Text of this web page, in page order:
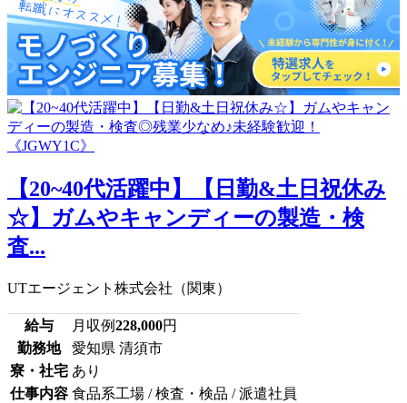
【20~40代活躍中】【日勤&土日祝休み
☆】ガムやキャンディーの製造・検
査...
UTエージェント株式会社（関東）
給与 月収例228,000円
勤務地
愛知県 清須市
寮・社宅 あり
仕事内容 食品系工場 / 検査・検品 / 派遣社員